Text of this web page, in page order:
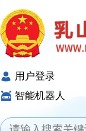
用户登录
智能机器人